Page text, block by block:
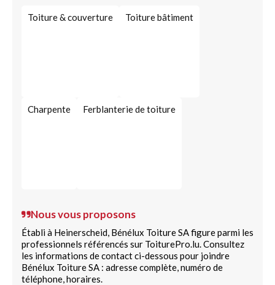
Toiture & couverture Toiture bâtiment
Charpente Ferblanterie de toiture
Nous vous proposons
Établi à Heinerscheid, Bénélux Toiture SA figure parmi les
professionnels référencés sur ToiturePro.lu. Consultez
les informations de contact ci-dessous pour joindre
Bénélux Toiture SA : adresse complète, numéro de
téléphone, horaires.